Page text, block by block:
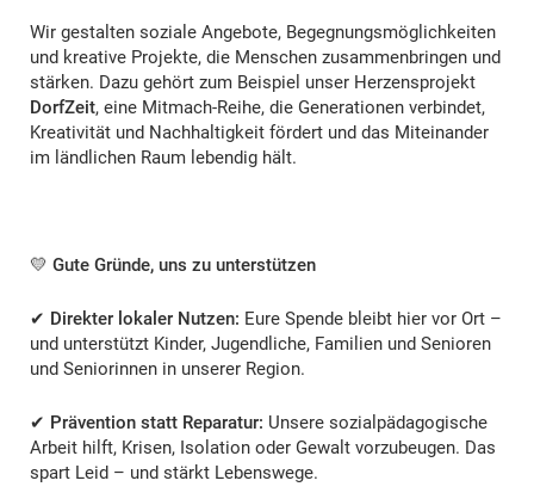
Wir gestalten soziale Angebote, Begegnungsmöglichkeiten
und kreative Projekte, die Menschen zusammenbringen und
stärken. Dazu gehört zum Beispiel unser Herzensprojekt
DorfZeit, eine Mitmach‑Reihe, die Generationen verbindet,
Kreativität und Nachhaltigkeit fördert und das Miteinander
im ländlichen Raum lebendig hält.
💛 Gute Gründe, uns zu unterstützen
✔ Direkter lokaler Nutzen: Eure Spende bleibt hier vor Ort –
und unterstützt Kinder, Jugendliche, Familien und Senioren
und Seniorinnen in unserer Region.
✔ Prävention statt Reparatur: Unsere sozialpädagogische
Arbeit hilft, Krisen, Isolation oder Gewalt vorzubeugen. Das
spart Leid – und stärkt Lebenswege.